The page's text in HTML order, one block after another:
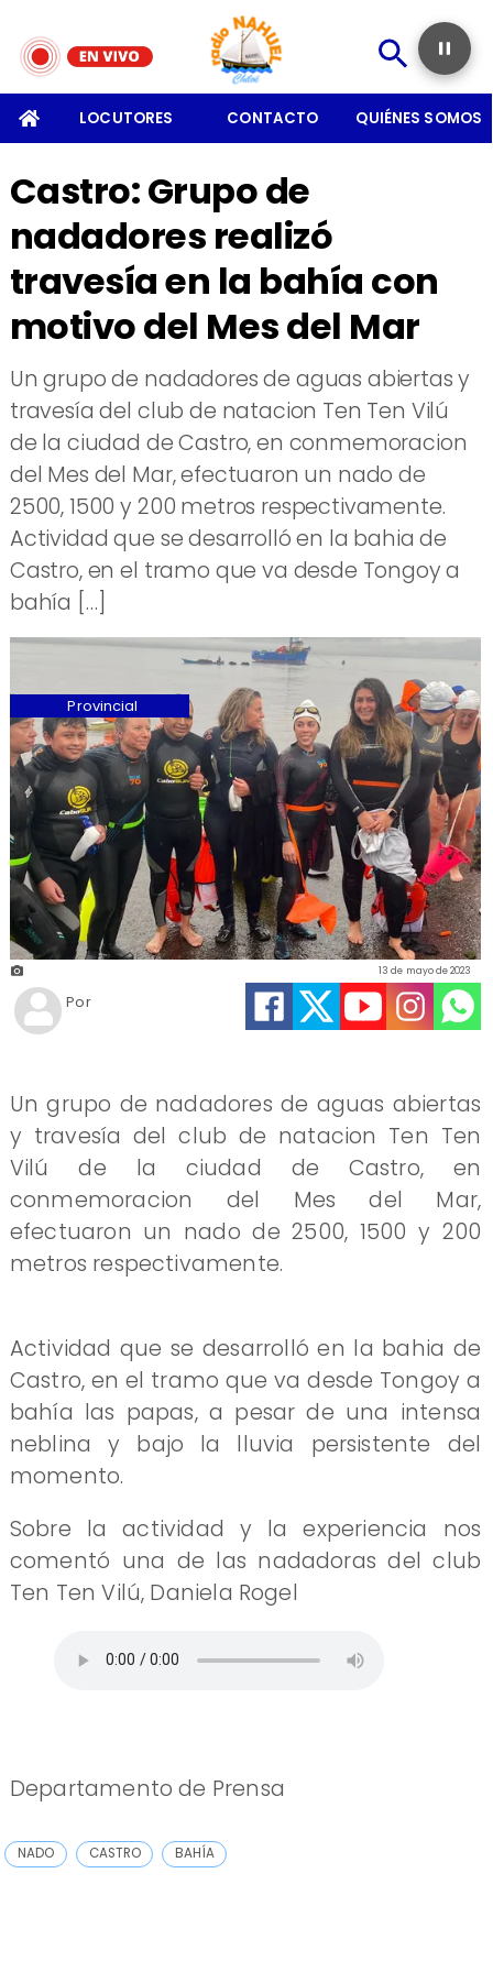
LOCUTORES CONTACTO QUIÉNES SOMOS
Castro: Grupo de
nadadores realizó
travesía en la bahía con
motivo del Mes del Mar
Un grupo de nadadores de aguas abiertas y
travesía del club de natacion Ten Ten Vilú
de la ciudad de Castro, en conmemoracion
del Mes del Mar, efectuaron un nado de
2500, 1500 y 200 metros respectivamente.
Actividad que se desarrolló en la bahia de
Castro, en el tramo que va desde Tongoy a
bahía […]
13 de mayo de 2023
Provincial
Por
Un grupo de nadadores de aguas abiertas
y travesía del club de natacion Ten Ten
Vilú de la ciudad de Castro, en
conmemoracion del Mes del Mar,
efectuaron un nado de 2500, 1500 y 200
metros respectivamente.
Actividad que se desarrolló en la bahia de
Castro, en el tramo que va desde Tongoy a
bahía las papas, a pesar de una intensa
neblina y bajo la lluvia persistente del
momento.
Sobre la actividad y la experiencia nos
comentó una de las nadadoras del club
Ten Ten Vilú, Daniela Rogel
Departamento de Prensa
NADO CASTRO BAHÍA